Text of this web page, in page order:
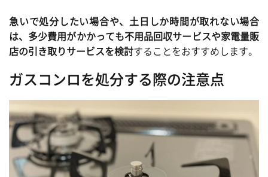
急いで処分したい場合や、土日しか時間が取れない場合
は、多少費用がかかっても不用品回収サービスや家電量販
店の引き取りサービスを検討することをおすすめします。
ガスコンロを処分する際の注意点